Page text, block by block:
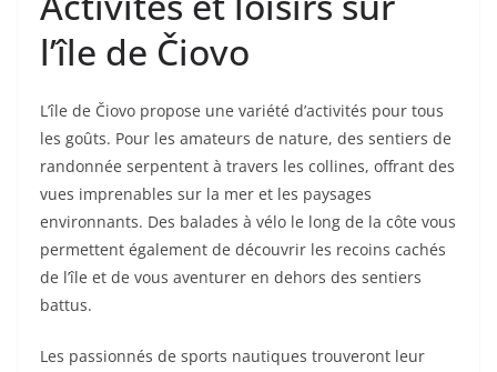
l’île de Čiovo
L’île de Čiovo propose une variété d’activités pour tous
les goûts. Pour les amateurs de nature, des sentiers de
randonnée serpentent à travers les collines, offrant des
vues imprenables sur la mer et les paysages
environnants. Des balades à vélo le long de la côte vous
permettent également de découvrir les recoins cachés
de l’île et de vous aventurer en dehors des sentiers
battus.
Les passionnés de sports nautiques trouveront leur